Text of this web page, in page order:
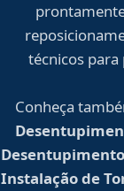
técnicos
Conheça
Instalação de